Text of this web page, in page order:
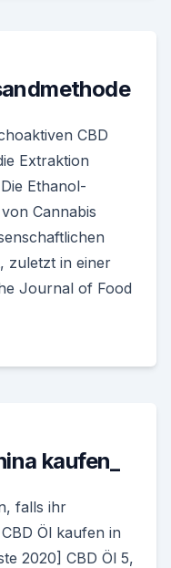
CBD
Extraktion
Ethanol-
Cannabis
zuletzt in einer
Journal of Food
kaufen_
falls ihr
Öl kaufen in
2020] CBD Öl 5,